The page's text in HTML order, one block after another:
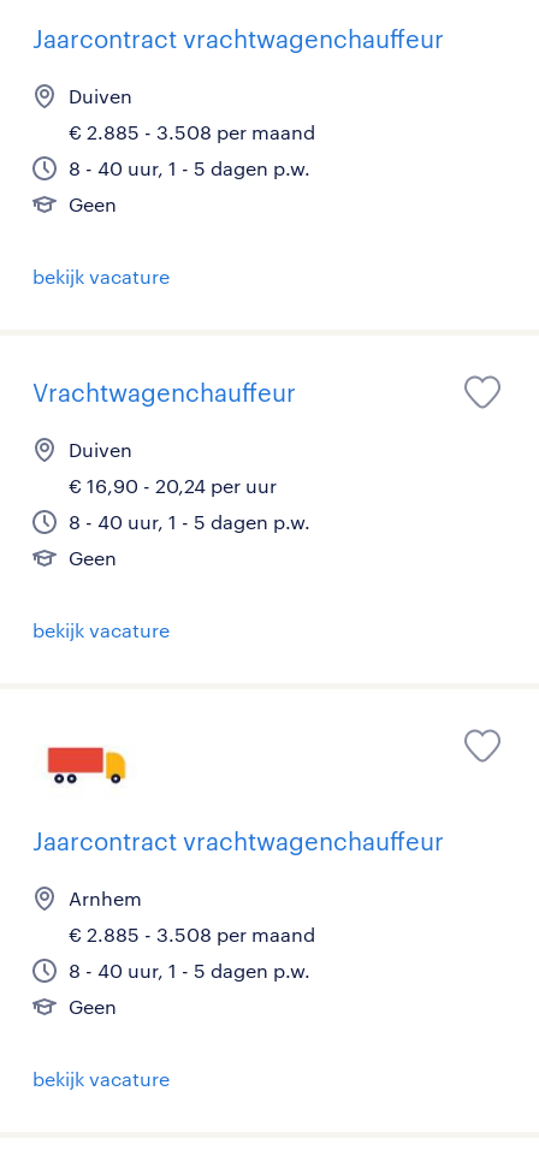
Jaarcontract vrachtwagenchauffeur
Duiven
€ 2.885 - 3.508 per maand
8 - 40 uur, 1 - 5 dagen p.w.
Geen
bekijk vacature
Vrachtwagenchauffeur
Duiven
€ 16,90 - 20,24 per uur
8 - 40 uur, 1 - 5 dagen p.w.
Geen
bekijk vacature
Jaarcontract vrachtwagenchauffeur
Arnhem
€ 2.885 - 3.508 per maand
8 - 40 uur, 1 - 5 dagen p.w.
Geen
bekijk vacature